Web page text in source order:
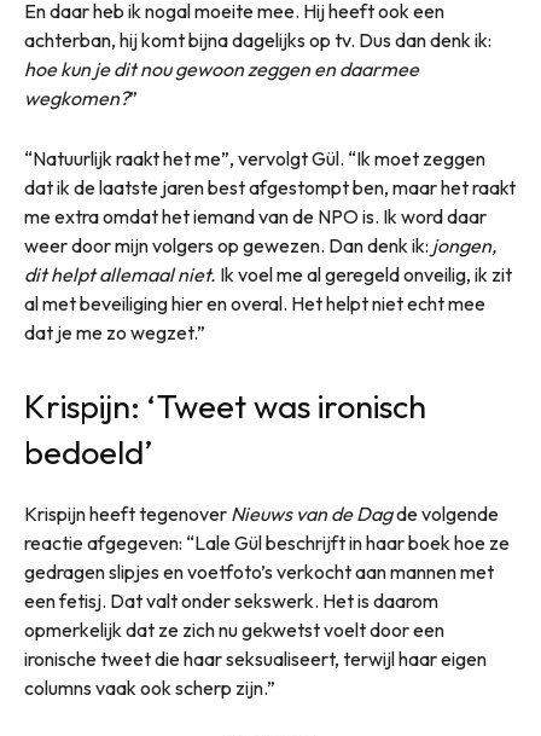
En daar heb ik nogal moeite mee. Hij heeft ook een
achterban, hij komt bijna dagelijks op tv. Dus dan denk ik:
hoe kun je dit nou gewoon zeggen en daarmee
wegkomen?”
“Natuurlijk raakt het me”, vervolgt Gül. “Ik moet zeggen
dat ik de laatste jaren best afgestompt ben, maar het raakt
me extra omdat het iemand van de NPO is. Ik word daar
weer door mijn volgers op gewezen. Dan denk ik: jongen,
dit helpt allemaal niet. Ik voel me al geregeld onveilig, ik zit
al met beveiliging hier en overal. Het helpt niet echt mee
dat je me zo wegzet.”
Krispijn: ‘Tweet was ironisch
bedoeld’
Krispijn heeft tegenover Nieuws van de Dagde volgende
reactie afgegeven: “Lale Gül beschrijft in haar boek hoe ze
gedragen slipjes en voetfoto’s verkocht aan mannen met
een fetisj. Dat valt onder sekswerk. Het is daarom
opmerkelijk dat ze zich nu gekwetst voelt door een
ironische tweet die haar seksualiseert, terwijl haar eigen
columns vaak ook scherp zijn.”